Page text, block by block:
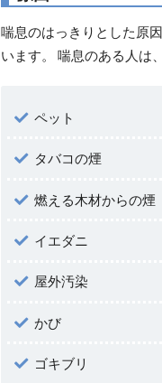
喘息のはっきりとした原
います。 喘息のある人は
ペット
タバコの煙
燃える木材からの煙
イエダニ
屋外汚染
かび
ゴキブリ